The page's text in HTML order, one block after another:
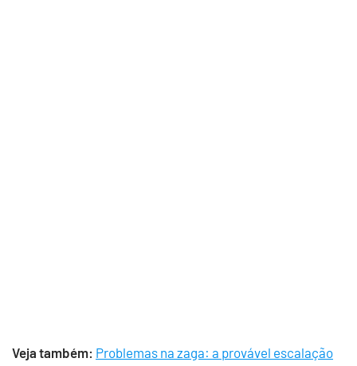
Veja também: Problemas na zaga: a provável escalação